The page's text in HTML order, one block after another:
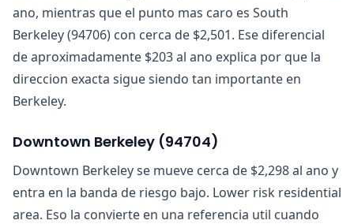
ano, mientras que el punto mas caro es South
Berkeley (94706) con cerca de $2,501. Ese diferencial
de aproximadamente $203 al ano explica por que la
direccion exacta sigue siendo tan importante en
Berkeley.
Downtown Berkeley (94704)
Downtown Berkeley se mueve cerca de $2,298 al ano y
entra en la banda de riesgo bajo. Lower risk residential
area. Eso la convierte en una referencia util cuando